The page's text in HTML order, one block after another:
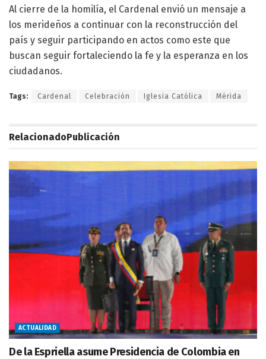
Al cierre de la homilía, el Cardenal envió un mensaje a
los merideños a continuar con la reconstrucción del
país y seguir participando en actos como este que
buscan seguir fortaleciendo la fe y la esperanza en los
ciudadanos.
Tags: Cardenal Celebración Iglesia Católica Mérida
RelacionadoPublicación
ACTUALIDAD
De la Espriella asume Presidencia de Colombia en